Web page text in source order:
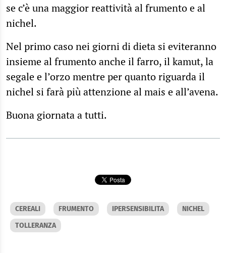
se c’è una maggior reattività al frumento e al
nichel.
Nel primo caso nei giorni di dieta si eviteranno
insieme al frumento anche il farro, il kamut, la
segale e l’orzo mentre per quanto riguarda il
nichel si farà più attenzione al mais e all’avena.
Buona giornata a tutti.
CEREALI FRUMENTO IPERSENSIBILITA
NICHEL
TOLLERANZA